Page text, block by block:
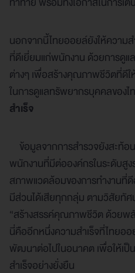
นอกจากนี้ไทยออยล์ยังให้ควา
ที่ดีเยี่ยมแก่พนักงาน ด้วยการดู
ต่างๆ เพื่อสร้างคุณภาพชีวิตที่ดี
ในการดูแลทรัพยากรบุคคลของ
สำเร็จ
ข้อมูลจากการสำรวจยังสะท้อ
พนักงานที่มีต่อองค์กรในระดับสู
สภาพแวดล้อมของการทำงานที่
มีส่วนได้เสียทุกกลุ่ม ตามวิสัยทัศ
“สร้างสรรค์คุณภาพชีวิต ด้วยพ
นี่คืออีกหนึ่งความสำเร็จที่ไทยอ
พัฒนาต่อไปในอนาคต เพื่อให้เ
สำเร็จอย่างยั่งยืน